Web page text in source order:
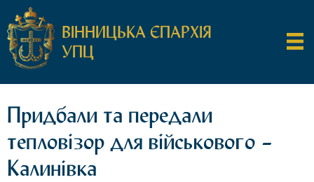
ВІННИЦЬКА ЄПАРХІЯ
УПЦ
Придбали та передали
тепловізор для військового –
Калинівка